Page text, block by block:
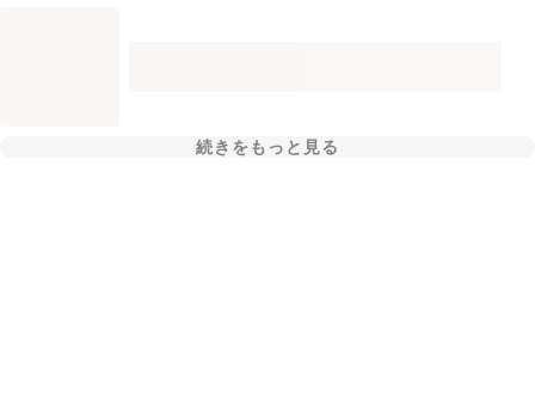
続きをもっと見る